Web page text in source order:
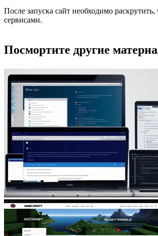
После запуска сайт необходимо
сервисами.
Посмортите другие